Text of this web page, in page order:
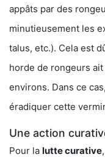
appâts par des
minutieusement les
talus, etc.). Cela est
horde de rongeurs
environs. Dans ce
éradiquer cette
Une action
Pour la lutte curative